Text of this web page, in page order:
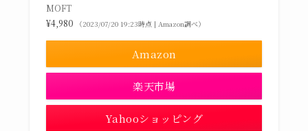
MOFT
¥4,980
（2023/07/20 19:23時点 | Amazon調べ）
Amazon
楽天市場
Yahooショッピング